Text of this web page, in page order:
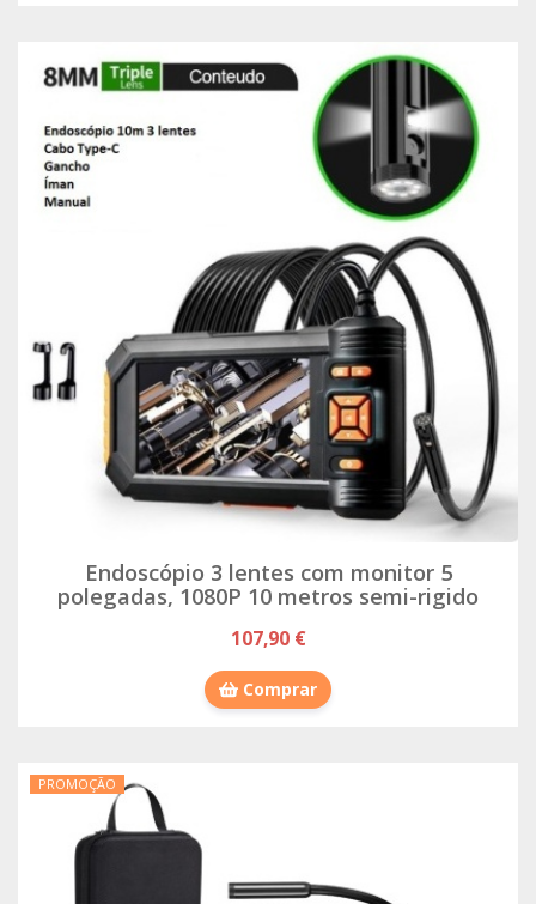
Endoscópio 3 lentes com monitor 5
polegadas, 1080P 10 metros semi-rigido
107,90 €
Comprar
PROMOÇÃO